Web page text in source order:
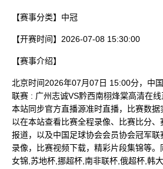
【赛事分类】 中冠
【开赛时间】 2026-07-08 15:30:00
【赛事介绍】
北京时间2026年07月07日 15:00分，中
联赛 : 广州志诚VS黔西南栩烽棠高清在线
本站同步官方直播源准时直播，比赛数
以在本站查看比赛全程录像、比赛比分
报道，以及中国足球协会会员协会冠军
录像，比赛视频下载，精彩片段集锦等
女锦,苏地杯,挪超杯,南非联杯,俄超杯,韩